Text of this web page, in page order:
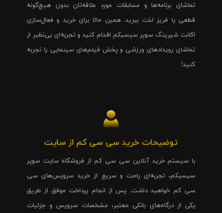
تماشای برنامه‌ها و مسابقات مورد علاقه‌تان بدون هیچ‌گونه
قطعی یا فریز لذت ببرید. همین حالا برای خرید و فعال‌سازی
اکانت شیرینگ سوپر سیسیکم اقدام کنید و تجربه‌ای بی‌نظیر از
تماشای رویدادهای ورزشی و پخش فیلم‌های سینمایی را تجربه
کنید!
توضیحات خرید سی سی کم از سایت
با سیستم خرید آنلاین سی سی کم از فروشگاه سایت سوپر
سیسیکم، تجربه‌ای راحت و سریع از خرید سرویس‌های سی
سی کم خواهید داشت. پس از انجام پرداخت موفق از طریق
یکی از درگاه‌های بانکی معتبر، مشخصات سرویس و جزئیات